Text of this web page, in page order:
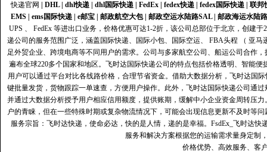
快递官网
DHL| dhl快递| dhl国际快递| FedEx| fedex快递| fedex国际快递| 联邦
EMS| ems国际快递| e邮宝| 邮政航空大包| 邮政空运水陆路SAL| 邮政海运水陆路
UPS 、 FedEx 等进出口业务，价格优惠可达1-2折，该公司总部位于北京，创建
递公司的服务范围广泛，涵盖国际快递、国际小包、国际空运、 FBA头程 （ 亚
足外贸企业、跨境电商等不同用户的需求。公司与多家航空公司、船运公司合作
遍布全球220多个国家和地区。飞时达国际快递公司的特点包括价格透明、智能
用户可以通过平台对比各线路价格，合理节省资金。借助大数据分析，飞时达国
键批量发货，货物跟踪一单速查，方便用户操作。此外，飞时达国际快递公司通
并通过大数据分析授予用户相应信用额度，提供账期，缓解中小企业资金周转压
户的青睐，但在一些特殊时期或复杂物流情况下，可能会出现信息更新不及时等
服务宗旨：飞时达快递，使命必达，快的是人情，递的是幸福。FsdEx_飞时达
服务和解决方案根据您的运输需求量身定制
价格优势、高效服务、客